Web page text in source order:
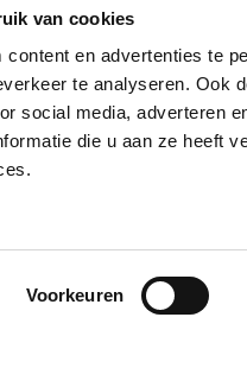
van cookies
content en advertenties te
te analyseren. Ook
social media, adverteren
die u aan ze heeft
Voorkeuren